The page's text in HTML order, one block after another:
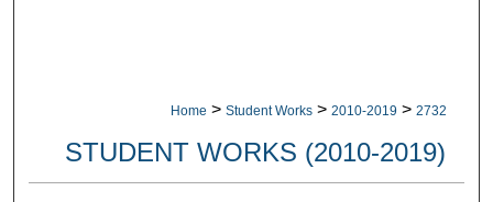
Home > Student Works > 2010-2019 > 2732
STUDENT WORKS (2010-2019)